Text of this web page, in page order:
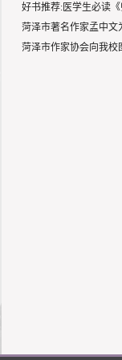
好书推荐:医学生必读
菏泽市著名作家孟中文
菏泽市作家协会向我校